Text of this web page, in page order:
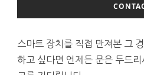
스마트 장치를 직접 만져본 그
하고 싶다면 언제든 문은 두드리